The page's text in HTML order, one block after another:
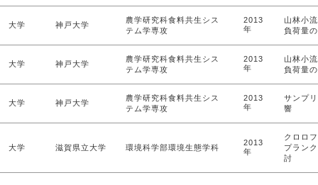
大学 神戸大学
農学研究科食料共生シス
テム学専攻
2013
年
山林小
負荷量
大学 神戸大学
農学研究科食料共生シス
テム学専攻
2013
年
山林小
負荷量
大学 神戸大学
農学研究科食料共生シス
テム学専攻
2013
年
サンプ
響
大学 滋賀県立大学 環境科学部環境生態学科
2013
年
クロロ
プラン
討